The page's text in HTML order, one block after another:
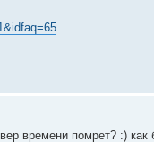
времени помрет? :)